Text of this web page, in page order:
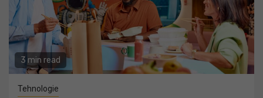
3 min read
Tehnologie